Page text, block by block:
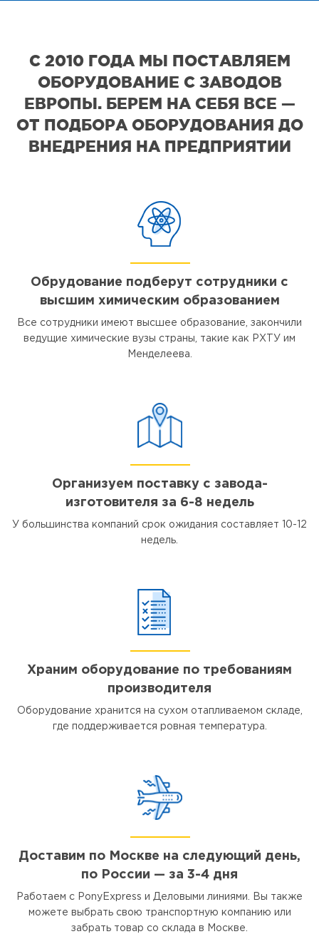
С 2010 ГОДА МЫ ПОСТАВЛЯЕМ
ОБОРУДОВАНИЕ С ЗАВОДОВ
ЕВРОПЫ. БЕРЕМ НА СЕБЯ ВСЕ —
ОТ ПОДБОРА ОБОРУДОВАНИЯ ДО
ВНЕДРЕНИЯ НА ПРЕДПРИЯТИИ
Обрудование подберут сотрудники с
высшим химическим образованием
Все сотрудники имеют высшее образование, закончили
ведущие химические вузы страны, такие как РХТУ им
Менделеева.
Организуем поставку с завода-
изготовителя за 6-8 недель
У большинства компаний срок ожидания составляет 10-12
недель.
Храним оборудование по требованиям
производителя
Оборудование хранится на сухом отапливаемом складе,
где поддерживается ровная температура.
Доставим по Москве на следующий день,
по России — за 3-4 дня
Работаем с PonyExpress и Деловыми линиями. Вы также
можете выбрать свою транспортную компанию или
забрать товар со склада в Москве.